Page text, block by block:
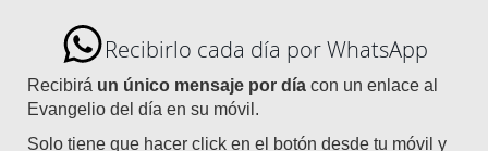
Recibirlo cada día por WhatsApp
Recibirá un único mensaje por día con un enlace al
Evangelio del día en su móvil.
Solo tiene que hacer click en el botón desde tu móvil y